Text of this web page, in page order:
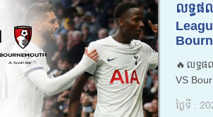
លទ្ធផ
🔥លទ្ធផ
VS
ថ្ងៃទី :